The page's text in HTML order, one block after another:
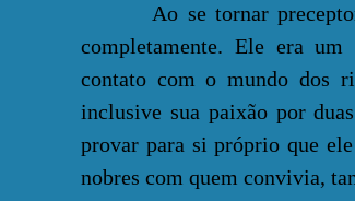
Ao se tornar preceptor e
completamente. Ele era
contato com o mundo dos
inclusive sua paixão por
provar para si próprio que
nobres com quem convivia,